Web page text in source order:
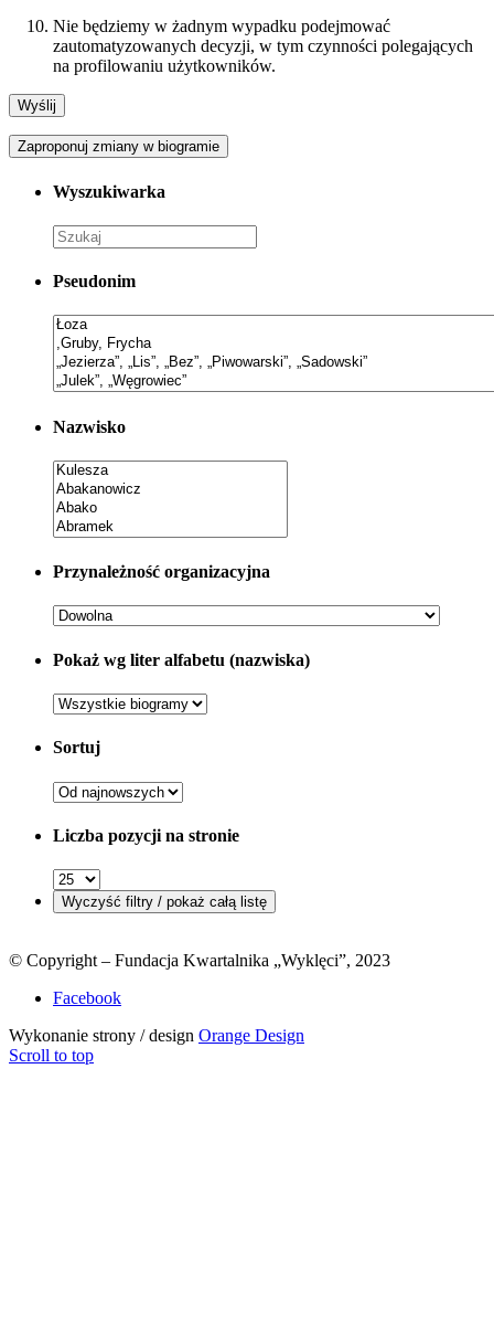
Nie będziemy w żadnym wypadku podejmować
zautomatyzowanych decyzji, w tym czynności polegających
na profilowaniu użytkowników.
Zaproponuj zmiany w biogramie
Wyszukiwarka
Pseudonim
Nazwisko
Przynależność organizacyjna
Pokaż wg liter alfabetu (nazwiska)
Sortuj
Liczba pozycji na stronie
© Copyright – Fundacja Kwartalnika „Wyklęci”, 2023
Facebook
Wykonanie strony / design Orange Design
Scroll to top